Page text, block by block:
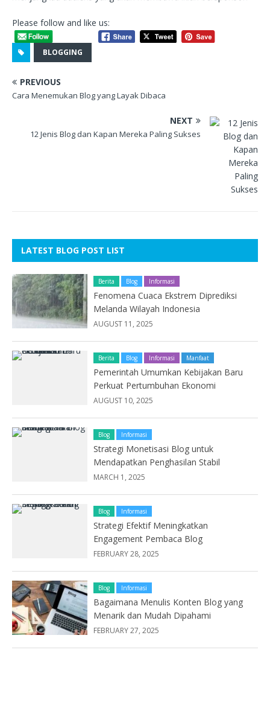
Please follow and like us:
BLOGGING
PREVIOUS
Cara Menemukan Blog yang Layak Dibaca
NEXT
12 Jenis Blog dan Kapan Mereka Paling Sukses
LATEST BLOG POST LIST
Berita Blog Informasi
Fenomena Cuaca Ekstrem Diprediksi
Melanda Wilayah Indonesia
AUGUST 11, 2025
Berita Blog Informasi Manfaat
Pemerintah Umumkan Kebijakan Baru
Perkuat Pertumbuhan Ekonomi
AUGUST 10, 2025
Blog Informasi
Strategi Monetisasi Blog untuk
Mendapatkan Penghasilan Stabil
MARCH 1, 2025
Blog Informasi
Strategi Efektif Meningkatkan
Engagement Pembaca Blog
FEBRUARY 28, 2025
Blog Informasi
Bagaimana Menulis Konten Blog yang
Menarik dan Mudah Dipahami
FEBRUARY 27, 2025